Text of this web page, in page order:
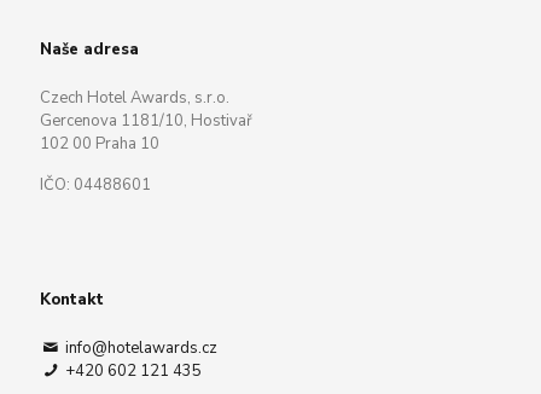
Naše adresa
Czech Hotel Awards, s.r.o.
Gercenova 1181/10, Hostivař
102 00 Praha 10
IČO: 04488601
Kontakt
info@hotelawards.cz
+420 602 121 435